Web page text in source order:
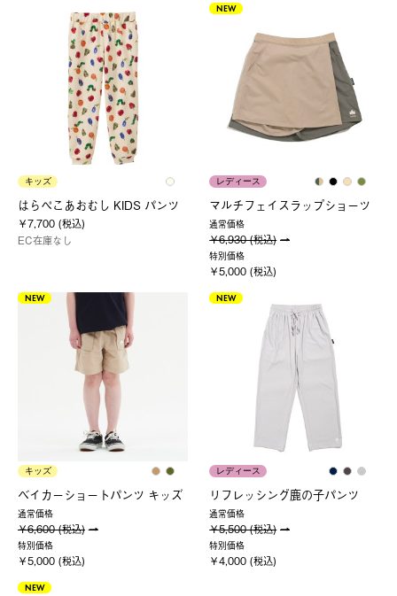
キッズ
はらぺこあおむし KIDS パンツ
￥7,700 (税込)
EC在庫なし
NEW
レディース
マルチフェイスラップショーツ
通常価格
￥6,930 (税込)
特別価格
￥5,000 (税込)
NEW
キッズ
ベイカーショートパンツ キッズ
通常価格
￥6,600 (税込)
特別価格
￥5,000 (税込)
NEW
レディース
リフレッシング鹿の子パンツ
通常価格
￥5,500 (税込)
特別価格
￥4,000 (税込)
NEW